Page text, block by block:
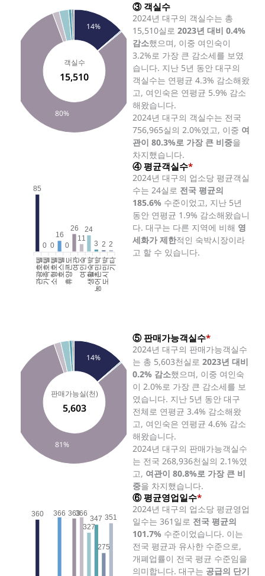
14%
80%
객실수
15,510
③ 객실수
2024년 대구의 객실수는 총
15,510실로 2023년 대비 0.4%
감소했으며, 이중 여인숙이
3.2%로 가장 큰 감소세를 보였
습니다. 지난 5년 동안 대구의
객실수는 연평균 4.3% 감소해왔
고, 여인숙은 연평균 5.9% 감소
해왔습니다.
2024년 대구의 객실수는 전국
756,965실의 2.0%였고, 이중 여
관이 80.3%로 가장 큰 비중을
차지했습니다.
85
0 0
16
0
26
11
24
3 2 2
관광호텔가족호텔소형호텔호스텔휴양콘도여관여인숙생활숙박농어촌민박도시민박기타
④ 평균객실수*
2024년 대구의 업소당 평균객실
수는 24실로 전국 평균의
185.6% 수준이었고, 지난 5년
동안 연평균 1.9% 감소해왔습니
다. 대구는 다른 지역에 비해 영
세화가 제한적인 숙박시장이라
고 할 수 있습니다.
14%
81%
판매가능실(천)
5,603
⑤ 판매가능객실수*
2024년 대구의 판매가능객실수
는 총 5,603천실로 2023년 대비
0.2% 감소했으며, 이중 여인숙
이 2.0%로 가장 큰 감소세를 보
였습니다. 지난 5년 동안 대구
전체로 연평균 3.4% 감소해왔
고, 여인숙은 연평균 4.6% 감소
해왔습니다.
2024년 대구의 판매가능객실수
는 전국 268,936천실의 2.1%였
고, 여관이 80.8%로 가장 큰 비
중을 차지했습니다.
360 366 363366
327
347
275
351
⑥ 평균영업일수*
2024년 대구의 업소당 평균영업
일수는 361일로 전국 평균의
101.7% 수준이었습니다. 이는
전국 평균과 유사한 수준으로,
개폐업률이 전국 평균 수준임을
의미합니다. 대구는 공급의 단기